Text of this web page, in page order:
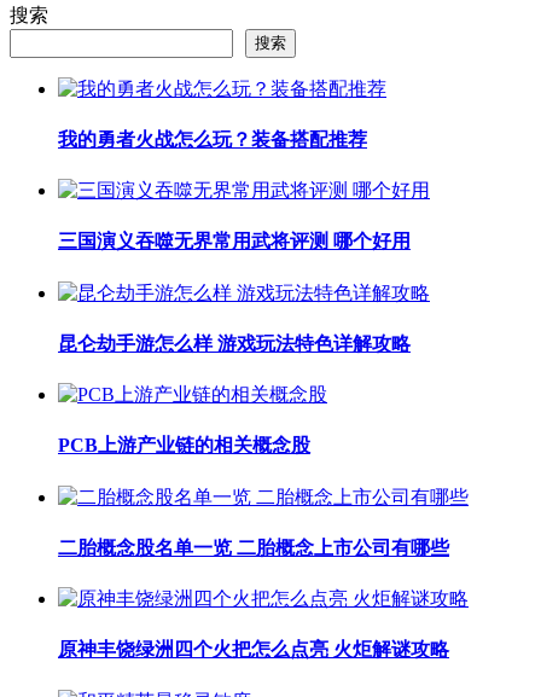
搜索
搜索
我的勇者火战怎么玩？装备搭配推荐
三国演义吞噬无界常用武将评测 哪个好用
昆仑劫手游怎么样 游戏玩法特色详解攻略
PCB上游产业链的相关概念股
二胎概念股名单一览 二胎概念上市公司有哪些
原神丰饶绿洲四个火把怎么点亮 火炬解谜攻略